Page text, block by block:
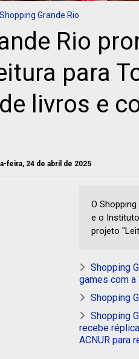
Shopping Grande Rio
Rio
para
livros e
feira, 24 de abril de 2025
O
e o
projeto
Shopping
games com a
Shopping
Shopping
recebe
ACNUR para